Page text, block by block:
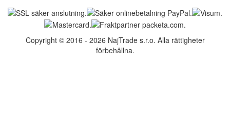
Copyright © 2016 - 2026 NajTrade s.r.o. Alla rättigheter
förbehållna.